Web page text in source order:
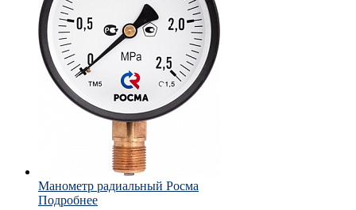
Манометр радиальный Росма
Подробнее